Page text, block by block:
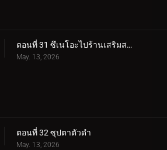
ตอนที่ 31 ซึเนโอะไปร้านเสริมสวย 360p
May. 13, 2026
ตอนที่ 32 ซุปตาตัวดำ
May. 13, 2026